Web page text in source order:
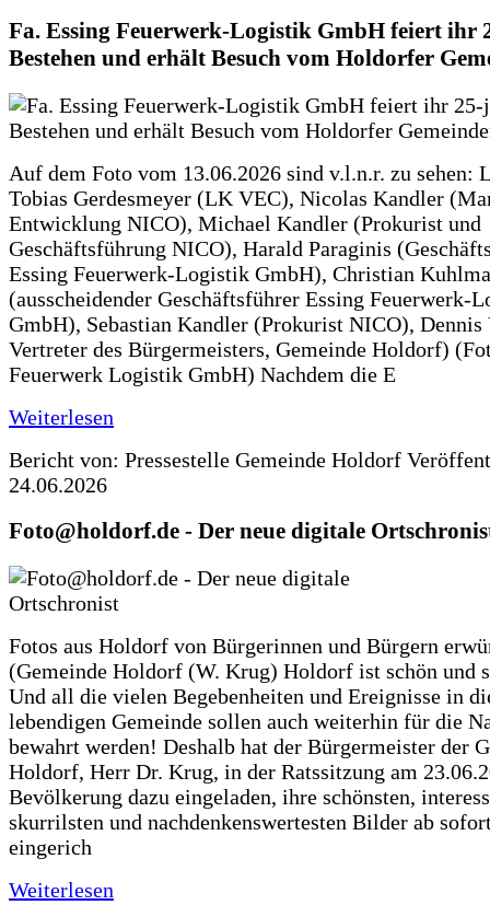
Fa. Essing Feuerwerk-Logistik GmbH feiert ihr
Bestehen und erhält Besuch vom Holdorfer
Auf dem Foto vom 13.06.2026 sind v.l.n.r. zu sehen:
Tobias Gerdesmeyer (LK VEC), Nicolas Kandler
Entwicklung NICO), Michael Kandler (Prokurist und
Geschäftsführung NICO), Harald Paraginis
Essing Feuerwerk-Logistik GmbH), Christian
(ausscheidender Geschäftsführer Essing Feuerwerk-
GmbH), Sebastian Kandler (Prokurist NICO),
Vertreter des Bürgermeisters, Gemeinde Holdorf)
Feuerwerk Logistik GmbH) Nachdem die E
Weiterlesen
Bericht von: Pressestelle Gemeinde Holdorf
24.06.2026
Foto@holdorf.de - Der neue digitale
Fotos aus Holdorf von Bürgerinnen und Bürgern
(Gemeinde Holdorf (W. Krug) Holdorf ist schön und
Und all die vielen Begebenheiten und Ereignisse in
lebendigen Gemeinde sollen auch weiterhin für die
bewahrt werden! Deshalb hat der Bürgermeister der
Holdorf, Herr Dr. Krug, in der Ratssitzung am
Bevölkerung dazu eingeladen, ihre schönsten,
skurrilsten und nachdenkenswertesten Bilder ab
eingerich
Weiterlesen